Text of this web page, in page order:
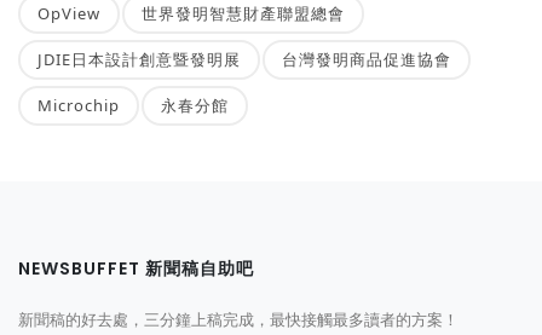
OpView 世界發明智慧財產聯盟總會
JDIE日本設計創意暨發明展 台灣發明商品促進協會
Microchip 永春分館
NEWSBUFFET 新聞稿自助吧
新聞稿的好去處，三分鐘上稿完成，最快接觸最多讀者的方案！